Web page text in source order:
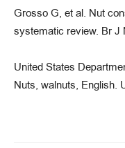
Grosso G, et al. Nut
systematic review. Br J
United States
Nuts, walnuts, English.